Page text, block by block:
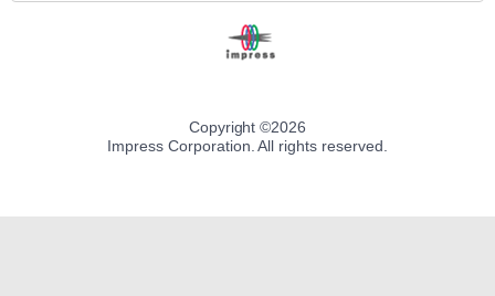
Copyright ©2026
Impress Corporation. All rights reserved.